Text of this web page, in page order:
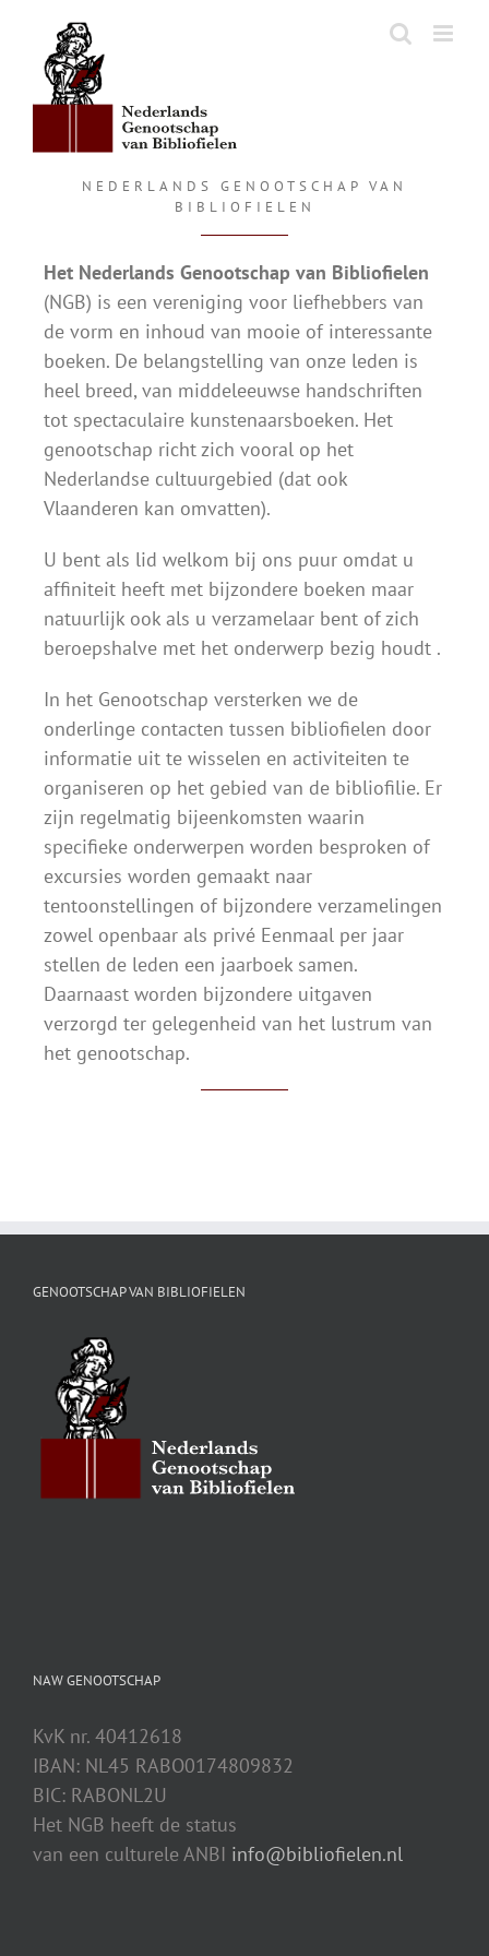
inhoud
NEDERLANDS GENOOTSCHAP VAN
BIBLIOFIELEN
Het Nederlands Genootschap van Bibliofielen
(NGB) is een vereniging voor liefhebbers van
de vorm en inhoud van mooie of interessante
boeken. De belangstelling van onze leden is
heel breed, van middeleeuwse handschriften
tot spectaculaire kunstenaarsboeken. Het
genootschap richt zich vooral op het
Nederlandse cultuurgebied (dat ook
Vlaanderen kan omvatten).
U bent als lid welkom bij ons puur omdat u
affiniteit heeft met bijzondere boeken maar
natuurlijk ook als u verzamelaar bent of zich
beroepshalve met het onderwerp bezig houdt .
In het Genootschap versterken we de
onderlinge contacten tussen bibliofielen door
informatie uit te wisselen en activiteiten te
organiseren op het gebied van de bibliofilie. Er
zijn regelmatig bijeenkomsten waarin
specifieke onderwerpen worden besproken of
excursies worden gemaakt naar
tentoonstellingen of bijzondere verzamelingen
zowel openbaar als privé Eenmaal per jaar
stellen de leden een jaarboek samen.
Daarnaast worden bijzondere uitgaven
verzorgd ter gelegenheid van het lustrum van
het genootschap.
GENOOTSCHAP VAN BIBLIOFIELEN
NAW GENOOTSCHAP
KvK nr. 40412618
IBAN: NL45 RABO0174809832
BIC: RABONL2U
Het NGB heeft de status
van een culturele ANBI info@bibliofielen.nl